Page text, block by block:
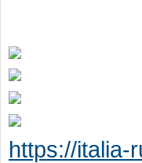
https://italia-